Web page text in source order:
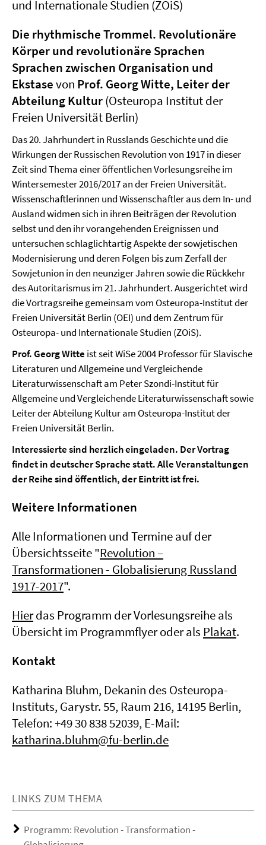
und Internationale Studien (ZOiS)
Die rhythmische Trommel. Revolutionäre
Körper und revolutionäre Sprachen
Sprachen zwischen Organisation und
Ekstasevon Prof. Georg Witte, Leiter der
Abteilung Kultur(Osteuropa Institut der
Freien Universität Berlin)
Das 20. Jahrhundert in Russlands Geschichte und die
Wirkungen der Russischen Revolution von 1917 in dieser
Zeit sind Thema einer öffentlichen Vorlesungsreihe im
Wintersemester 2016/2017 an der Freien Universität.
Wissenschaftlerinnen und Wissenschaftler aus dem In- und
Ausland widmen sich in ihren Beiträgen der Revolution
selbst und den ihr vorangehenden Ereignissen und
untersuchen schlaglichtartig Aspekte der sowjetischen
Modernisierung und deren Folgen bis zum Zerfall der
Sowjetunion in den neunziger Jahren sowie die Rückkehr
des Autoritarismus im 21. Jahrhundert. Ausgerichtet wird
die Vortragsreihe gemeinsam vom Osteuropa-Institut der
Freien Universität Berlin (OEI) und dem Zentrum für
Osteuropa- und Internationale Studien (ZOiS).
Prof. Georg Witte ist seit WiSe 2004 Professor für Slavische
Literaturen und Allgemeine und Vergleichende
Literaturwissenschaft am Peter Szondi-Institut für
Allgemeine und Vergleichende Literaturwissenschaft sowie
Leiter der Abteilung Kultur am Osteuropa-Institut der
Freien Universität Berlin.
Interessierte sind herzlich eingeladen. Der Vortrag
findet in deutscher Sprache statt. Alle Veranstaltungen
der Reihe sind öffentlich, der Eintritt ist frei.
Weitere Informationen
Alle Informationen und Termine auf der
Übersichtsseite "Revolution –
Transformationen - Globalisierung Russland
1917-2017".
Hierdas Programm der Vorlesungsreihe als
Übersicht im Programmflyer oder als Plakat.
Kontakt
Katharina Bluhm, Dekanin des Osteuropa-
Instituts, Garystr. 55, Raum 216, 14195 Berlin,
Telefon: +49 30 838 52039, E-Mail:
katharina.bluhm@fu-berlin.de
LINKS ZUM THEMA
Programm: Revolution - Transformation -